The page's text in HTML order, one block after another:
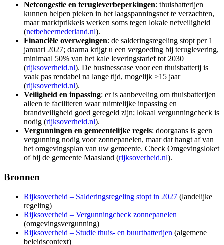
Netcongestie en terugleverbeperkingen: thuisbatterijen
kunnen helpen pieken in het laagspanningsnet te verzachten,
maar marktprikkels werken soms tegen lokale netveiligheid
(netbeheernederland.nl).
Financiële overwegingen: de salderingsregeling stopt per 1
januari 2027; daarna krijgt u een vergoeding bij teruglevering,
minimaal 50% van het kale leveringstarief tot 2030
(rijksoverheid.nl). De businesscase voor een thuisbatterij is
vaak pas rendabel na lange tijd, mogelijk >15 jaar
(rijksoverheid.nl).
Veiligheid en inpassing: er is aanbeveling om thuisbatterijen
alleen te faciliteren waar ruimtelijke inpassing en
brandveiligheid goed geregeld zijn; lokaal vergunningcheck is
nodig (rijksoverheid.nl).
Vergunningen en gemeentelijke regels: doorgaans is geen
vergunning nodig voor zonnepanelen, maar dat hangt af van
het omgevingsplan van uw gemeente. Check Omgevingsloket
of bij de gemeente Maasland (rijksoverheid.nl).
Bronnen
Rijksoverheid – Salderingsregeling stopt in 2027 (landelijke
regeling)
Rijksoverheid – Vergunningcheck zonnepanelen
(omgevingsvergunning)
Rijksoverheid – Studie thuis- en buurtbatterijen (algemene
beleidscontext)